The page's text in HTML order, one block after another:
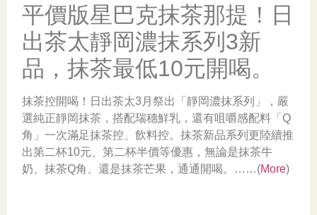
平價版星巴克抹茶那提！日
出茶太靜岡濃抹系列3新
品，抹茶最低10元開喝。
抹茶控開喝！日出茶太3月祭出「靜岡濃抹系列」，嚴
選純正靜岡抹茶，搭配瑞穗鮮乳，還有咀嚼感配料「Q
角」一次滿足抹茶控、飲料控。抹茶新品系列更陸續推
出第二杯10元、第二杯半價等優惠，無論是抹茶牛
奶、抹茶Q角、還是抹茶芒果，通通開喝。……(More)